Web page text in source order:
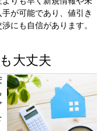
が可能であり、値引き
にも自信があります。
大丈夫